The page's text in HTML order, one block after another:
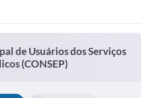
Seletivos
de Usuários dos Serviços
(CONSEP)